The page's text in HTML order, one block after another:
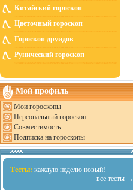
Китайский гороскоп
Цветочный гороскоп
Гороскоп друидов
Рунический гороскоп
Мой профиль
Мои гороскопы
Персональный гороскоп
Совместимость
Подписка на гороскопы
Тесты: каждую неделю новый!
все тесты →